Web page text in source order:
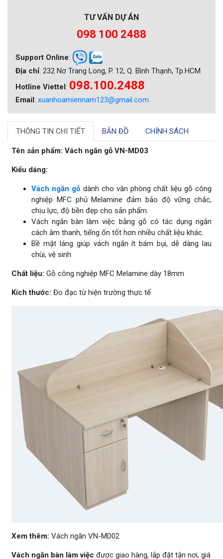
TƯ VẤN DỰ ÁN
098 100 2488
Support Online:
Địa chỉ: 232 Nơ Trang Long, P. 12, Q. Bình Thạnh, Tp.HCM
Hotline Viettel: 098.100.2488
Email: xuanhoamiennam123@gmail.com
THÔNG TIN CHI TIẾT BẢN ĐỒ CHÍNH SÁCH
Tên sản phẩm: Vách ngăn gỗ VN-MD03
Kiểu dáng:
Vách ngăn gỗ dành cho văn phòng chất liệu gỗ công
nghiệp MFC phủ Melamine đảm bảo độ vững chắc,
chịu lực, độ bền đẹp cho sản phẩm.
Vách ngăn bàn làm việc bằng gỗ có tác dụng ngăn
cách âm thanh, tiếng ốn tốt hơn nhiều chất liệu khác.
Bề mặt láng giúp vách ngăn ít bám bụi, dễ dàng lau
chùi, vệ sinh
Chất liệu: Gỗ công nghiệp MFC Melamine dày 18mm
Kích thước: Đo đạc từ hiện trường thực tế
Xem thêm: Vách ngăn VN-MD02
Vách ngăn bàn làm việc được giao hàng, lắp đặt tận nơi, giá